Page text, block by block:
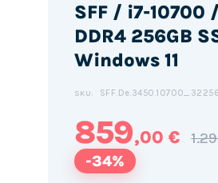
SFF / i7-10700
DDR4 256GB
Windows 11
SKU: SFF.De.3450.10700_32256
859,00 €
-34%